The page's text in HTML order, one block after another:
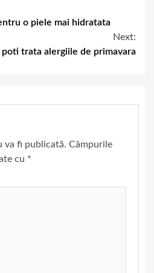
o piele mai hidratata
Next:
poti trata alergiile de primavara
va fi publicată. Câmpurile
cu *